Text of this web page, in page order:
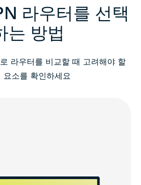
라우터를 선택
는 방법
라우터를 비교할 때 고려해야 할
요소를 확인하세요